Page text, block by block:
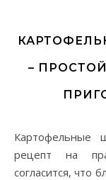
–
Картофельные шарики во фритюре: оригинальный
рецепт на
согласится, что